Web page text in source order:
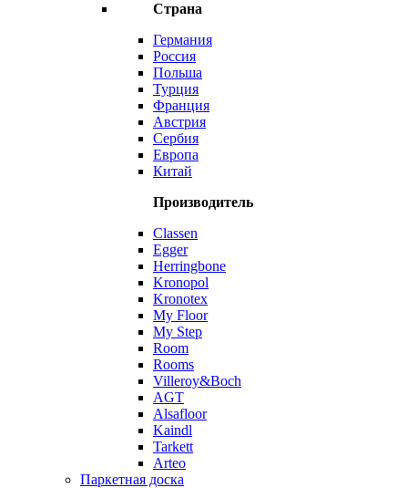
Страна
Германия
Россия
Польша
Турция
Франция
Австрия
Сербия
Европа
Китай
Производитель
Classen
Egger
Herringbone
Kronopol
Kronotex
My Floor
My Step
Room
Rooms
Villeroy&Boch
AGT
Alsafloor
Kaindl
Tarkett
Arteo
Паркетная доска